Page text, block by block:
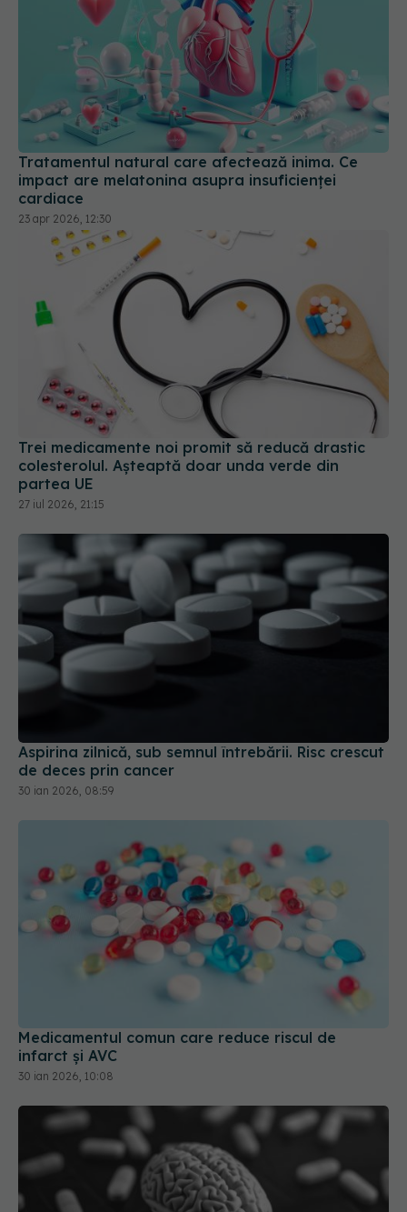
Tratamentul natural care afectează inima. Ce
impact are melatonina asupra insuficienței
cardiace
23 apr 2026, 12:30
Trei medicamente noi promit să reducă drastic
colesterolul. Așteaptă doar unda verde din
partea UE
27 iul 2026, 21:15
Aspirina zilnică, sub semnul întrebării. Risc crescut
de deces prin cancer
30 ian 2026, 08:59
Medicamentul comun care reduce riscul de
infarct și AVC
30 ian 2026, 10:08